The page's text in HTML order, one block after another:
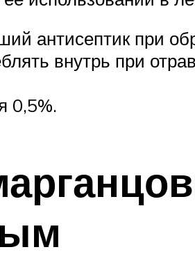
антисептик при
внутрь при
0,5%.